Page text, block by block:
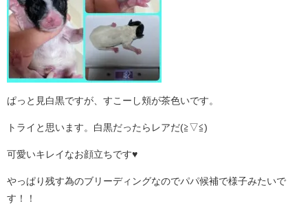
ぱっと見白黒ですが、すこーし頬が茶色いです。
トライと思います。白黒だったらレアだ(≧▽≦)
可愛いキレイなお顔立ちです♥
やっぱり残す為のブリーディングなのでパパ候補で様子みたいで
す！！